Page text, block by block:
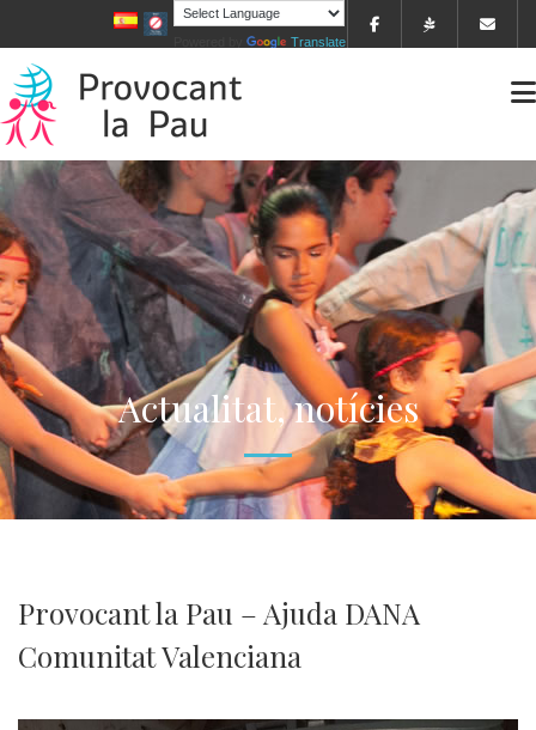
Translate
Actualitat, notícies
Provocant la Pau – Ajuda DANA
Comunitat Valenciana